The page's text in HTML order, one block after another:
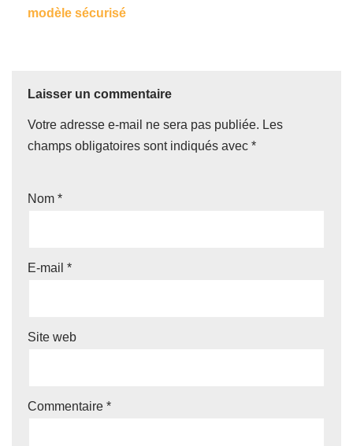
modèle sécurisé
Laisser un commentaire
Votre adresse e-mail ne sera pas publiée. Les
champs obligatoires sont indiqués avec *
Nom *
E-mail *
Site web
Commentaire *